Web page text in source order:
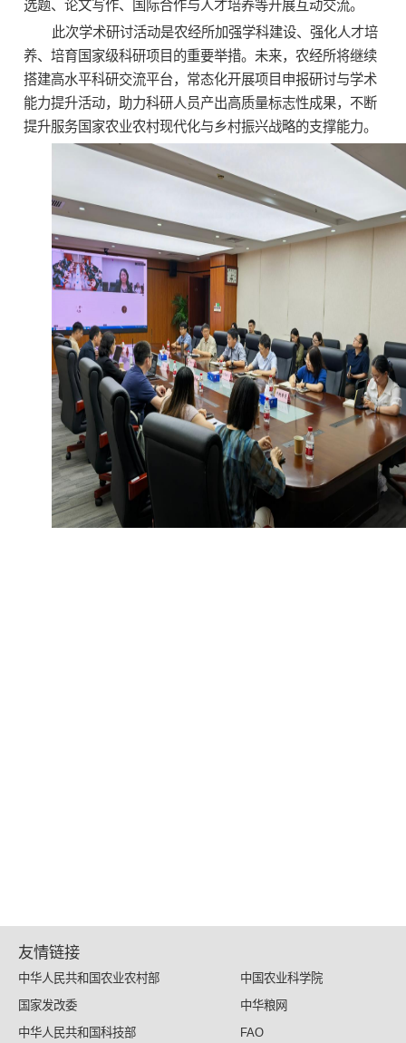
选题、论文写作、国际合作与人才培养等开展互动交流。
此次学术研讨活动是农经所加强学科建设、强化人才培
养、培育国家级科研项目的重要举措。未来，农经所将继续
搭建高水平科研交流平台，常态化开展项目申报研讨与学术
能力提升活动，助力科研人员产出高质量标志性成果，不断
提升服务国家农业农村现代化与乡村振兴战略的支撑能力。
友情链接
中华人民共和国农业农村部
中国农业科学院
国家发改委
中华粮网
中华人民共和国科技部
FAO